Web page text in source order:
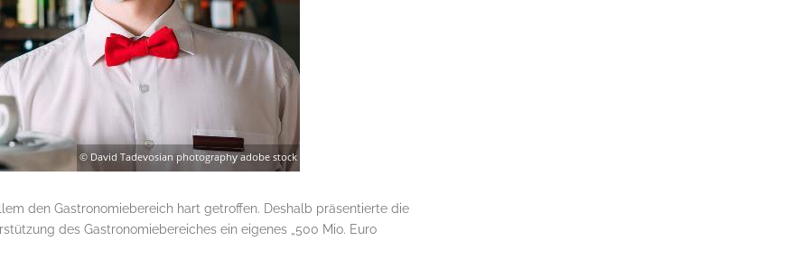
den Gastronomiebereich hart getroffen. Deshalb präsentierte die
des Gastronomiebereiches ein eigenes „500 Mio. Euro